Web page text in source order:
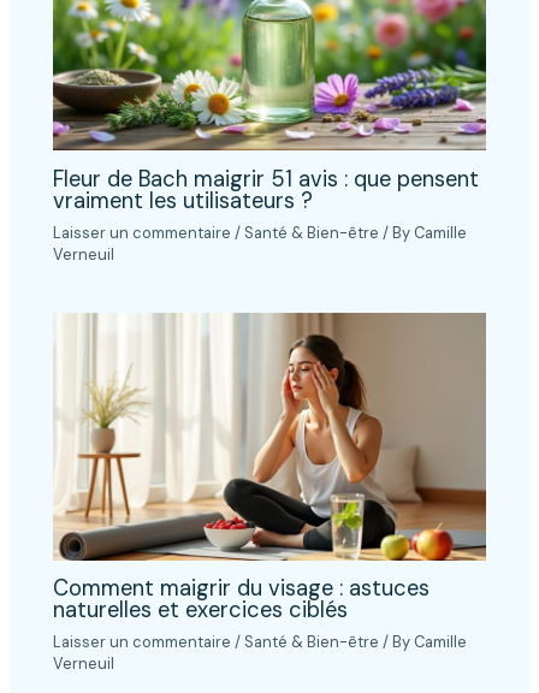
Fleur de Bach maigrir 51 avis : que pensent
vraiment les utilisateurs ?
Laisser un commentaire / Santé & Bien-être / By Camille
Verneuil
Comment maigrir du visage : astuces
naturelles et exercices ciblés
Laisser un commentaire / Santé & Bien-être / By Camille
Verneuil